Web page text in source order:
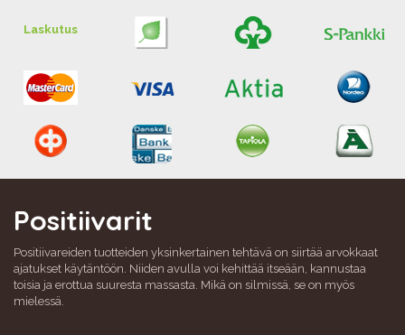
Laskutus
Positiivarit
Positiivareiden tuotteiden yksinkertainen tehtävä on siirtää arvokkaat
ajatukset käytäntöön. Niiden avulla voi kehittää itseään, kannustaa
toisia ja erottua suuresta massasta. Mikä on silmissä, se on myös
mielessä.